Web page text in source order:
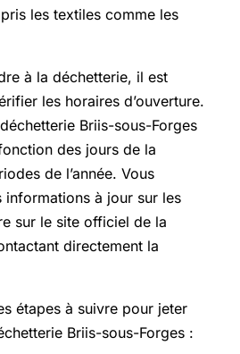
les textiles comme les
à la déchetterie, il est
les horaires d’ouverture.
Briis-sous-Forges
des jours de la
de l’année. Vous
informations à jour sur les
sur le site officiel de la
directement la
étapes à suivre pour jeter
Briis-sous-Forges :